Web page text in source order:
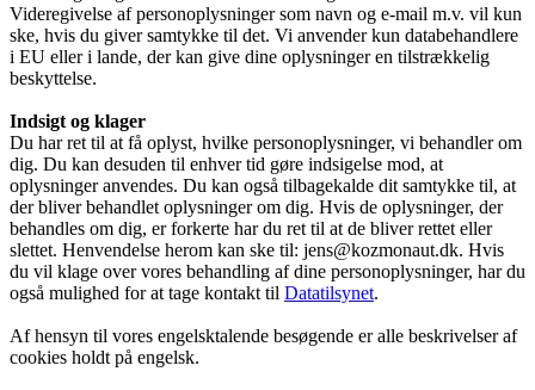
Videregivelse af personoplysninger som navn og e-mail m.v. vil kun
ske, hvis du giver samtykke til det. Vi anvender kun databehandlere
i EU eller i lande, der kan give dine oplysninger en tilstrækkelig
beskyttelse.
Indsigt og klager
Du har ret til at få oplyst, hvilke personoplysninger, vi behandler om
dig. Du kan desuden til enhver tid gøre indsigelse mod, at
oplysninger anvendes. Du kan også tilbagekalde dit samtykke til, at
der bliver behandlet oplysninger om dig. Hvis de oplysninger, der
behandles om dig, er forkerte har du ret til at de bliver rettet eller
slettet. Henvendelse herom kan ske til: jens@kozmonaut.dk. Hvis
du vil klage over vores behandling af dine personoplysninger, har du
også mulighed for at tage kontakt til Datatilsynet.
Af hensyn til vores engelsktalende besøgende er alle beskrivelser af
cookies holdt på engelsk.